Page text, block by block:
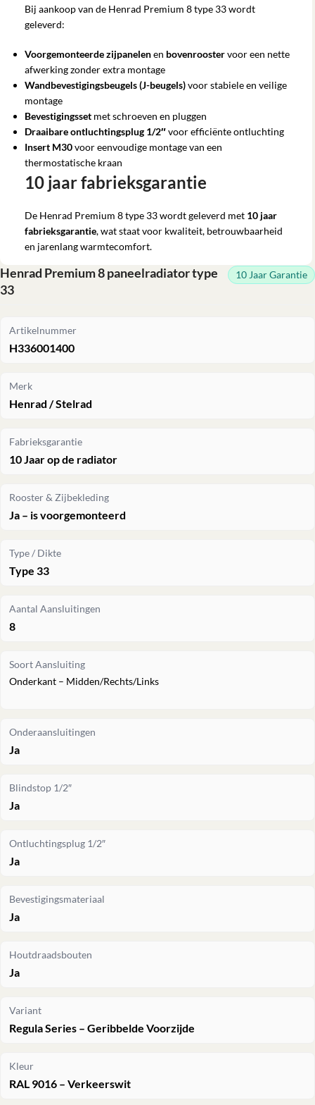
Bij aankoop van de Henrad Premium 8 type 33 wordt
geleverd:
Voorgemonteerde zijpanelenen bovenroostervoor een nette
afwerking zonder extra montage
Wandbevestigingsbeugels (J-beugels)voor stabiele en veilige
montage
Bevestigingsset met schroeven en pluggen
Draaibare ontluchtingsplug 1/2″voor efficiënte ontluchting
Insert M30voor eenvoudige montage van een
thermostatische kraan
10 jaar fabrieksgarantie
De Henrad Premium 8 type 33 wordt geleverd met 10 jaar
fabrieksgarantie, wat staat voor kwaliteit, betrouwbaarheid
en jarenlang warmtecomfort.
Henrad Premium 8 paneelradiator type
33
10 Jaar Garantie
Artikelnummer
H336001400
Merk
Henrad / Stelrad
Fabrieksgarantie
10 Jaar op de radiator
Rooster & Zijbekleding
Ja – is voorgemonteerd
Type / Dikte
Type 33
Aantal Aansluitingen
8
Soort Aansluiting
Onderkant – Midden/Rechts/Links
Onderaansluitingen
Ja
Blindstop 1/2″
Ja
Ontluchtingsplug 1/2″
Ja
Bevestigingsmateriaal
Ja
Houtdraadsbouten
Ja
Variant
Regula Series – Geribbelde Voorzijde
Kleur
RAL 9016 – Verkeerswit